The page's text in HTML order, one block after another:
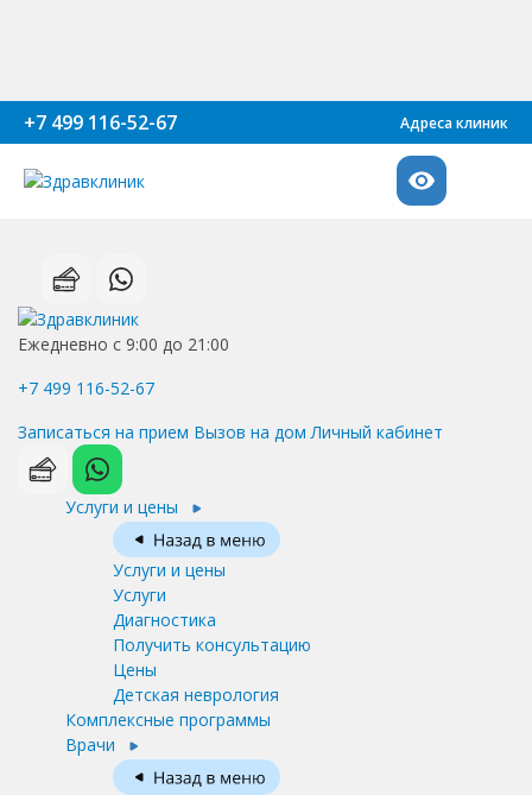
+7 499 116-52-67 Адреса клиник
Ежедневно с 9:00 до 21:00
+7 499 116-52-67
Записаться на прием Вызов на дом Личный кабинет
Услуги и цены
Услуги и цены
Услуги
Диагностика
Получить консультацию
Цены
Детская неврология
Комплексные программы
Врачи